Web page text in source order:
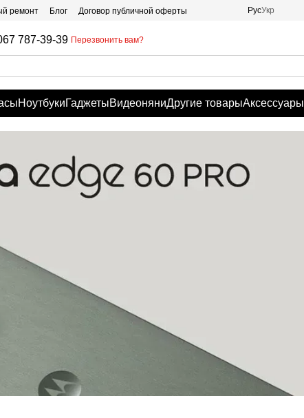
ремонт Блог Договор публичной оферты РусУкр
787-39-39 Перезвонить вам?
НоутбукиГаджетыВидеоняниДругие товарыАксессуары